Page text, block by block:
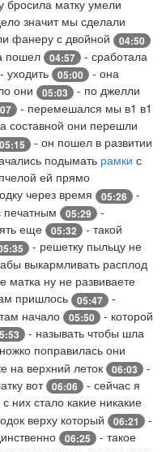
бросила матку умели
значит мы сделали
фанеру с двойной 04:50
пошел 04:57
- сработала
- уходить 05:00
- она
они
05:03
- по джелли
- перемешался мы в1 в1
составной они перешли
05:15
- он пошел в развитии
подымать рамки с
ей прямо
через время 05:26
-
печатным 05:29
-
еще
05:32
- такой
- решетку пыльцу не
выкармливать расплод
матка ну не развиваете
пришлось 05:47
-
начало
05:50
- которой
- называть чтобы шла
поправилась они
на верхний леток 06:03
-
вот 06:06
- сейчас я
них стало какие никакие
верху который 06:21
-
06:25 - такое